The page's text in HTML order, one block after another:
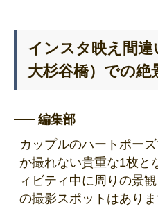
インスタ映え間
大杉谷橋）での絶
編集部
カップルのハートポー
か撮れない貴重な1枚と
ィビティ中に周りの景
の撮影スポットはありま